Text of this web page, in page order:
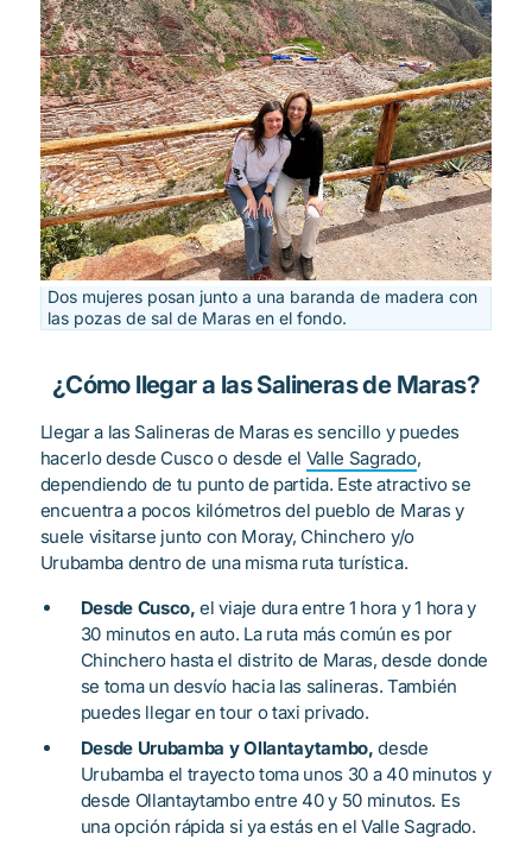
Dos mujeres posan junto a una baranda de madera con
las pozas de sal de Maras en el fondo.
¿Cómo llegar a las Salineras de Maras?
Llegar a las Salineras de Maras es sencillo y puedes
hacerlo desde Cusco o desde el Valle Sagrado,
dependiendo de tu punto de partida. Este atractivo se
encuentra a pocos kilómetros del pueblo de Maras y
suele visitarse junto con Moray, Chinchero y/o
Urubamba dentro de una misma ruta turística.
Desde Cusco,el viaje dura entre 1 hora y 1 hora y
30 minutos en auto. La ruta más común es por
Chinchero hasta el distrito de Maras, desde donde
se toma un desvío hacia las salineras. También
puedes llegar en tour o taxi privado.
Desde Urubamba y Ollantaytambo,desde
Urubamba el trayecto toma unos 30 a 40 minutos y
desde Ollantaytambo entre 40 y 50 minutos. Es
una opción rápida si ya estás en el Valle Sagrado.